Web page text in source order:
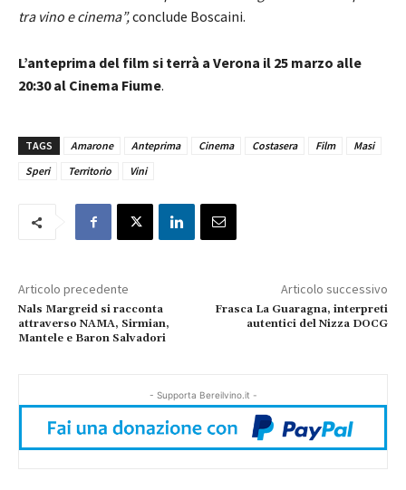
tra vino e cinema”,conclude Boscaini.
L’anteprima del film si terrà a Verona il 25 marzo alle
20:30 al Cinema Fiume.
TAGS Amarone Anteprima Cinema Costasera Film
Masi
Speri
Territorio Vini
Articolo precedente
Nals Margreid si racconta
attraverso NAMA, Sirmian,
Mantele e Baron Salvadori
Articolo successivo
Frasca La Guaragna, interpreti
autentici del Nizza DOCG
- Supporta Bereilvino.it -